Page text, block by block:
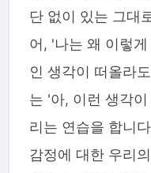
단 없이 있는 그대
어, '나는 왜 이렇
인 생각이 떠올라
는 '아, 이런 생각
리는 연습을 합니
감정에 대한 우리